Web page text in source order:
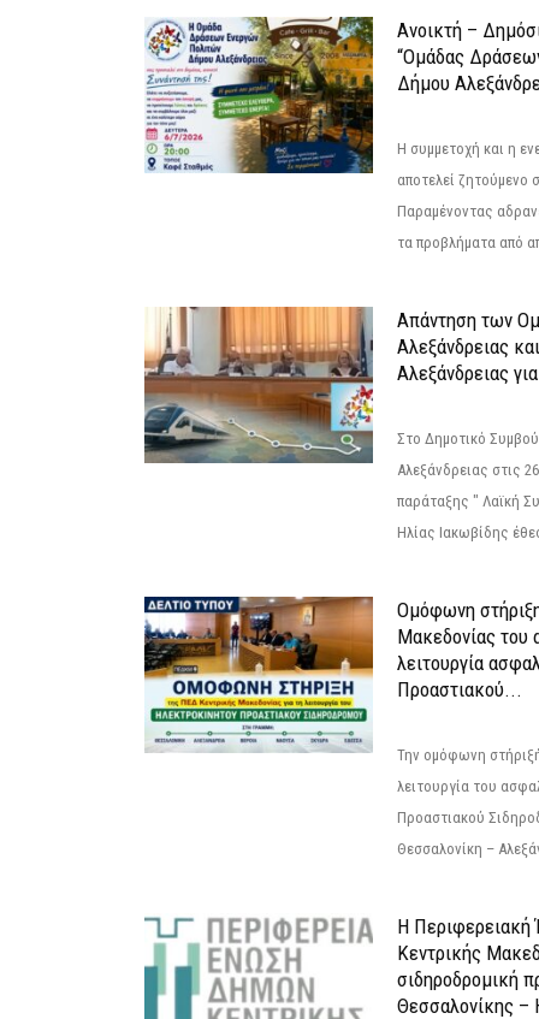
Ανοικτή –
“Ομάδας
Δήμου
Η συμμετοχή και η
αποτελεί ζητούμενο
Παραμένοντας
τα προβλήματα από
Απάντηση των
Αλεξάνδρειας
Αλεξάνδρειας
Στο Δημοτικό
Αλεξάνδρειας στις
παράταξης " Λαϊκή
Ηλίας Ιακωβίδης
Ομόφωνη
Μακεδονίας του
λειτουργία
Προαστιακού...
Την ομόφωνη
λειτουργία του
Προαστιακού
Θεσσαλονίκη –
Η
Κεντρικής
σιδηροδρομική
Θεσσαλονίκης –